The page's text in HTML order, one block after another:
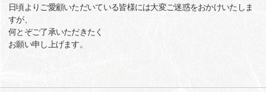
日頃よりご愛顧いただいている皆様には大変ご迷惑をおかけいたしま
すが、
何とぞご了承いただきたく
お願い申し上げます。